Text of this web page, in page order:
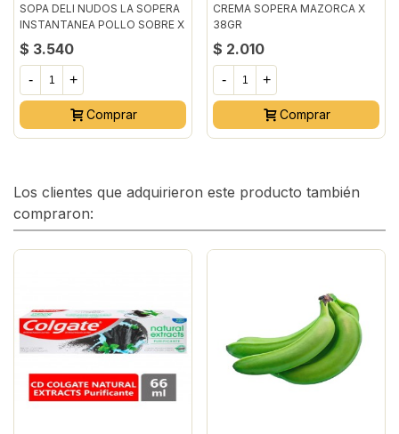
SOPA DELI NUDOS LA SOPERA
INSTANTANEA POLLO SOBRE X
87GR
$ 3.540
- +
Comprar
CREMA SOPERA MAZORCA X
38GR
$ 2.010
- +
Comprar
Los clientes que adquirieron este producto también
compraron: